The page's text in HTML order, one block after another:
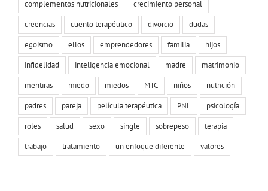
complementos nutricionales
crecimiento personal
creencias
cuento terapéutico divorcio
dudas
egoismo
ellos emprendedores familia
hijos
infidelidad
inteligencia emocional madre
matrimonio
mentiras
miedo miedos MTC niños
nutrición
padres
pareja película terapéutica PNL
psicología
roles
salud sexo single sobrepeso
terapia
trabajo
tratamiento un enfoque diferente valores